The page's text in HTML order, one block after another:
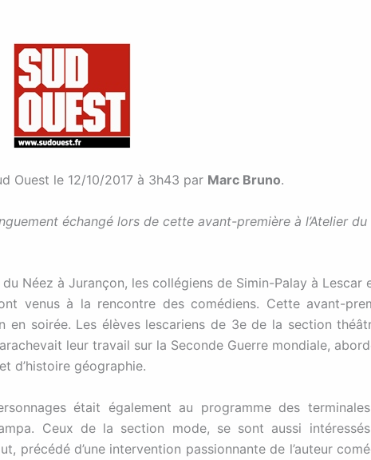
Ouest le 12/10/2017 à 3h43 par Marc Bruno.
échangé lors de cette avant-première à l’Atelier du
Néez à Jurançon, les collégiens de Simin-Palay à Lescar
venus à la rencontre des comédiens. Cette avant-
en soirée. Les élèves lescariens de 3e de la section
leur travail sur la Seconde Guerre mondiale,
d’histoire géographie.
était également au programme des
Ceux de la section mode, se sont aussi
précédé d’une intervention passionnante de l’auteur